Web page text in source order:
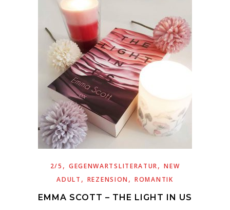
2/5 , GEGENWARTSLITERATUR,NEW
ADULT , REZENSION ,ROMANTIK
EMMA SCOTT – THE LIGHT IN US